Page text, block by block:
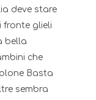
deve stare
fronte glieli
bella
che
Basta
sembra